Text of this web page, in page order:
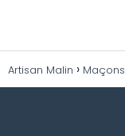
Artisan Malin Maçons